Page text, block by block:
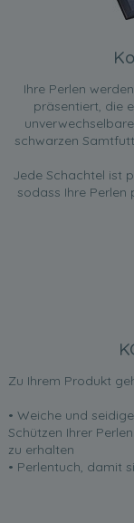
Ihre Perlen
präsentiert, die
schwarzen
Jede Schachtel ist
sodass Ihre Perlen
Zu Ihrem Produkt
• Weiche und
Schützen Ihrer
zu erhalten
• Perlentuch, damit